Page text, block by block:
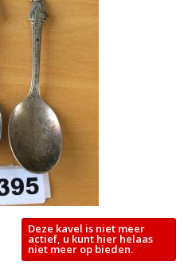
Deze kavel is niet meer
actief, u kunt hier helaas
niet meer op bieden.